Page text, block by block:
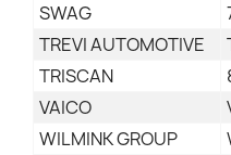
SWAG
TREVI AUTOMOTIVE
TRISCAN
VAICO
WILMINK GROUP